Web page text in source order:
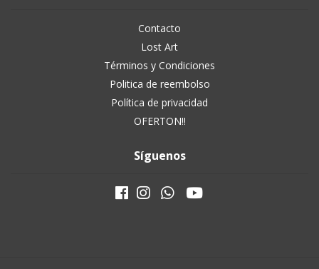
Contacto
Lost Art
Términos y Condiciones
Politica de reembolso
Política de privacidad
OFERTON!!
Síguenos